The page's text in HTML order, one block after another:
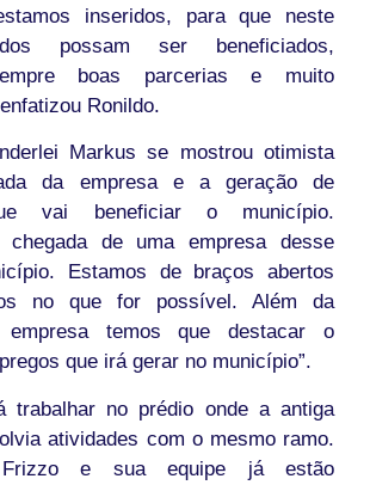
inseridos, para que neste
possam ser beneficiados,
boas parcerias e muito
Ronildo.
Markus se mostrou otimista
da empresa e a geração de
vai beneficiar o município.
chegada de uma empresa desse
Estamos de braços abertos
no que for possível. Além da
empresa temos que destacar o
que irá gerar no município”.
trabalhar no prédio onde a antiga
atividades com o mesmo ramo.
e sua equipe já estão